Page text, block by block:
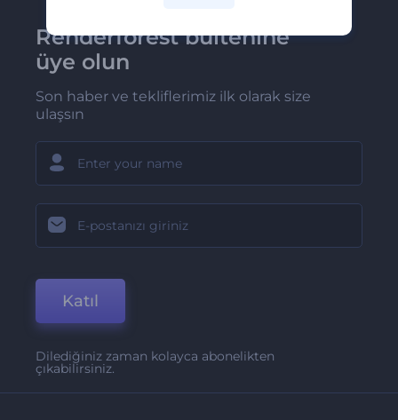
Renderforest bültenine
üye olun
Son haber ve tekliflerimiz ilk olarak size
ulaşsın
Katıl
Dilediğiniz zaman kolayca abonelikten
çıkabilirsiniz.